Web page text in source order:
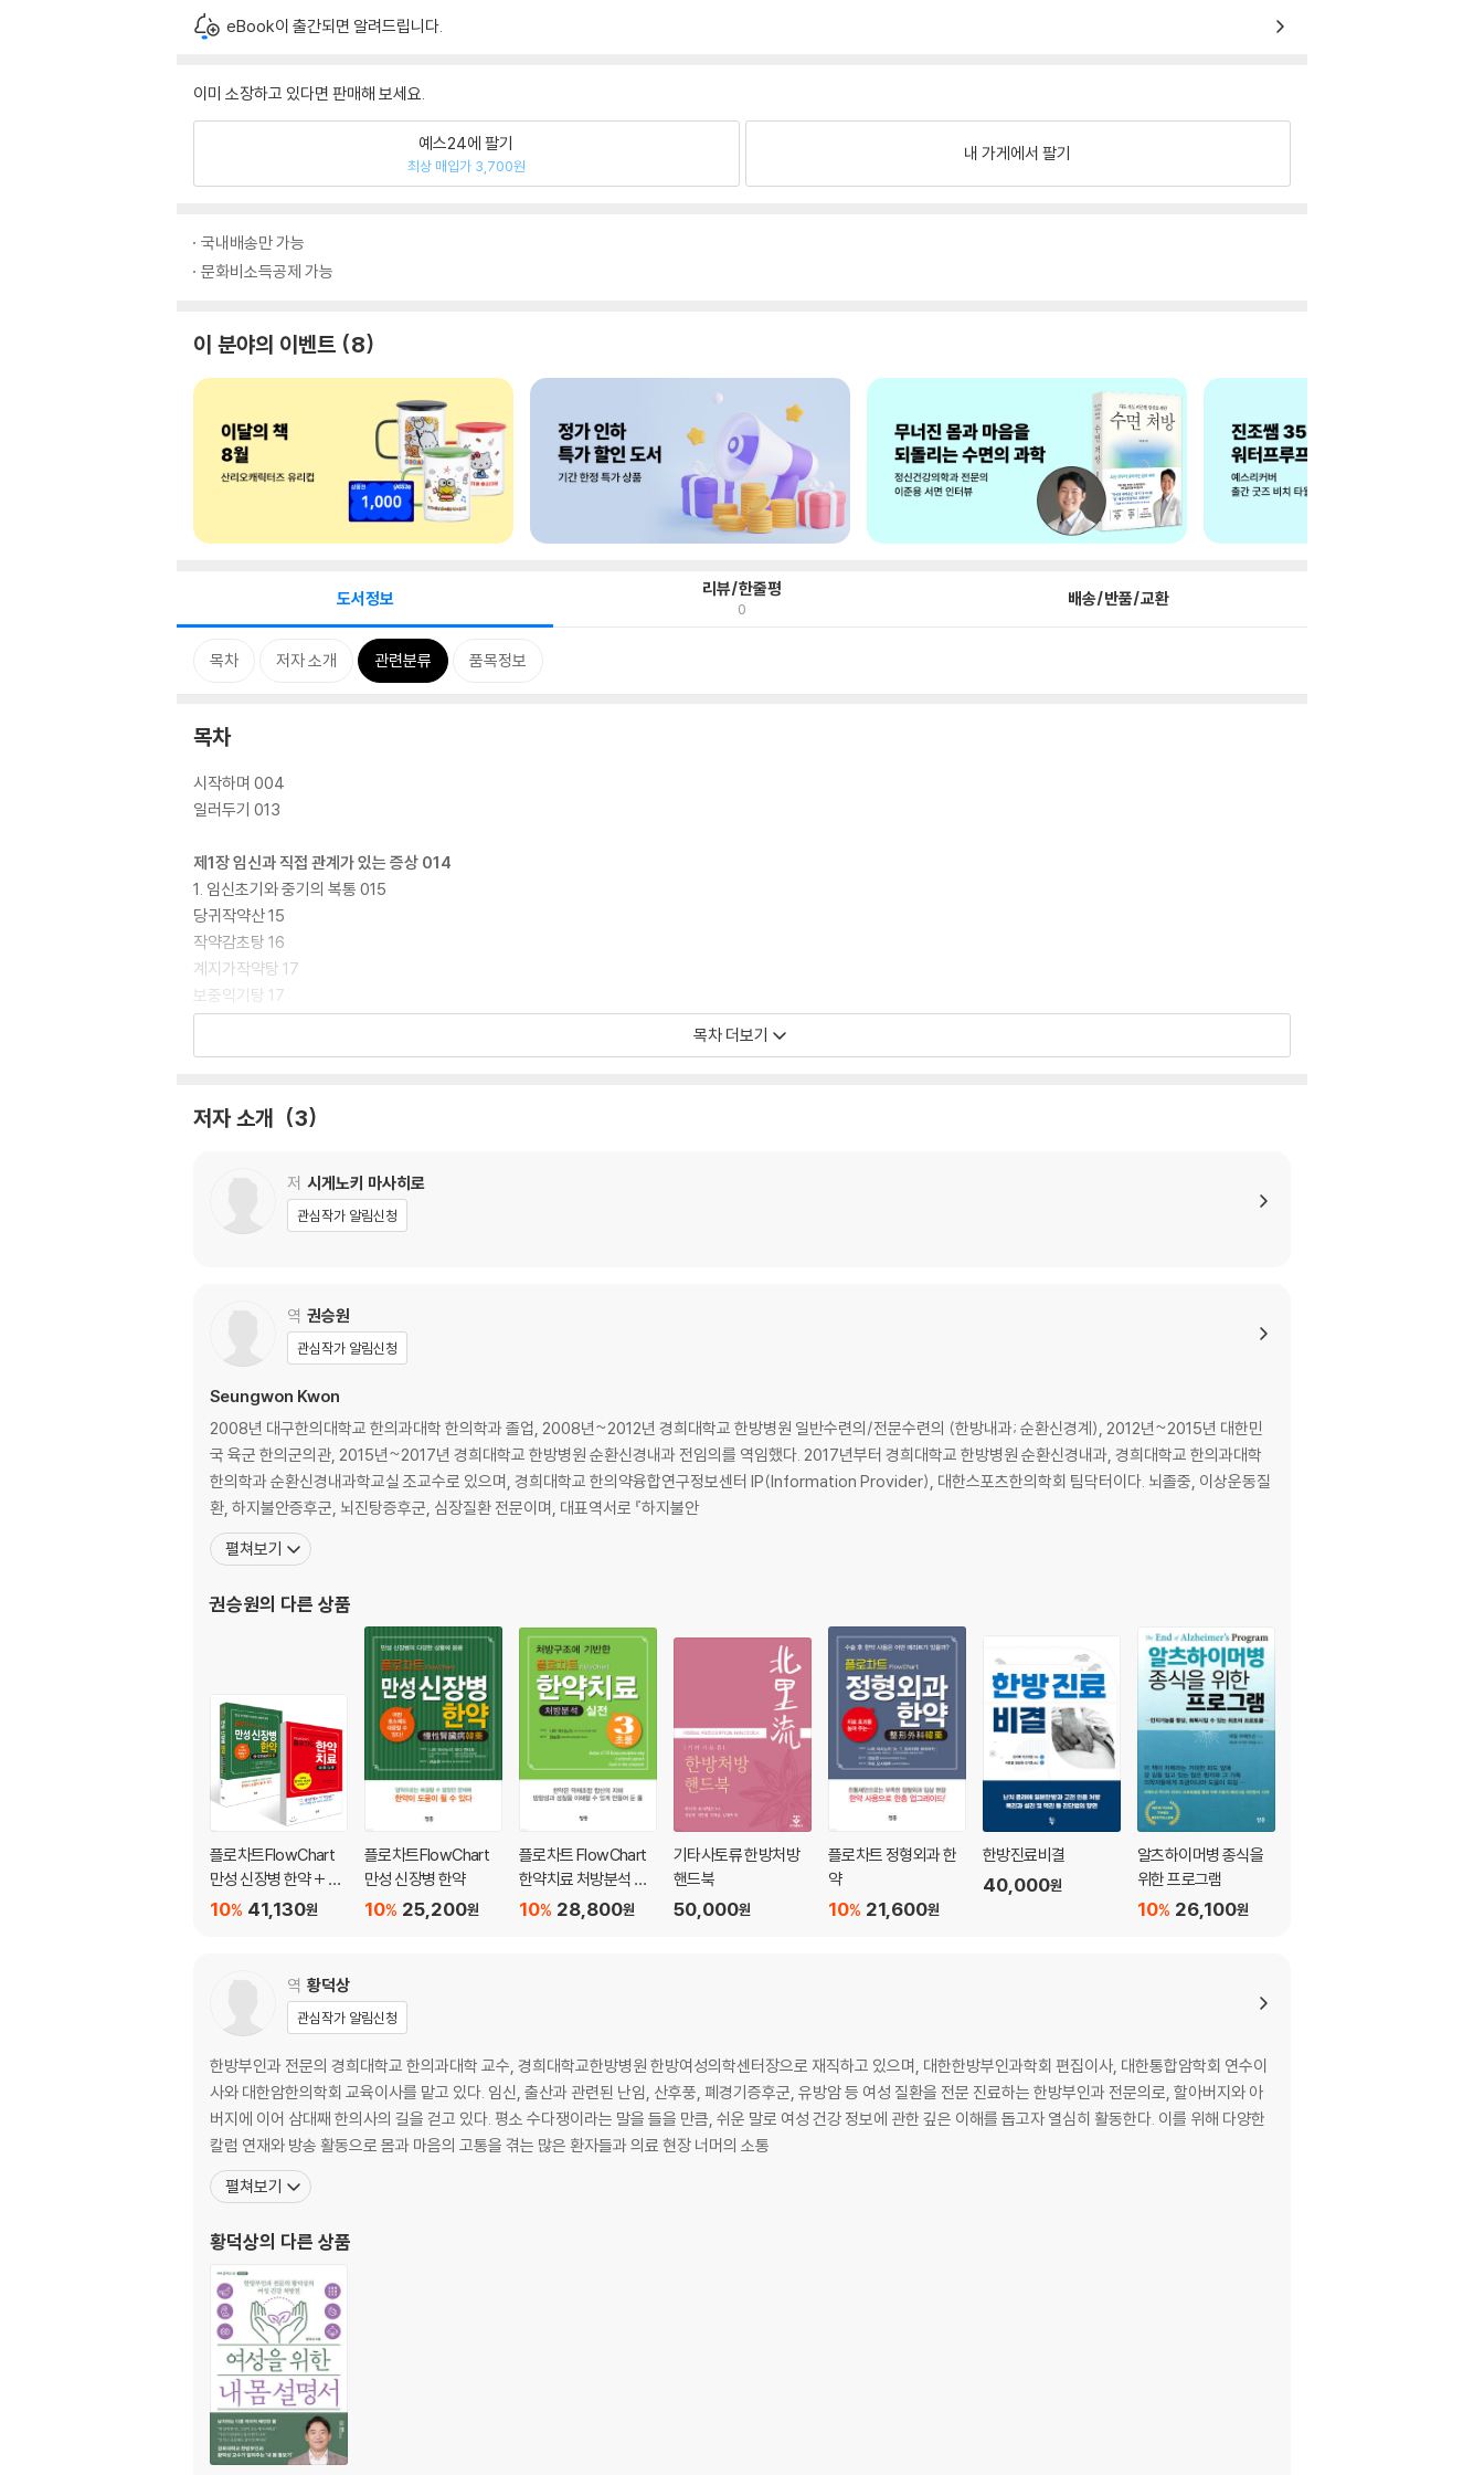
eBook이 출간되면 알려드립니다.
이미 소장하고 있다면 판매해 보세요.
예스24에 팔기
최상 매입가 3,700원
내 가게에서 팔기
국내배송만 가능
문화비소득공제 가능
이 분야의 이벤트 8
도서정보 리뷰/한줄평
0 배송/반품/교환
목차 저자 소개 관련분류 품목정보
목차
시작하며 004
일러두기 013
제1장 임신과 직접 관계가 있는 증상 014
1. 임신초기와 중기의 복통 015
당귀작약산 15
작약감초탕 16
계지가작약탕 17
보중익기탕 17
2. 성기출혈 018
황련해독탕 19
3. 입덧 022
복령음합반하후박탕 25
소반하가복령탕 23
오수유탕 24
인삼탕 25
4. 빈혈 유사 증상 026
영계출감탕 26
당귀작약산 27
가미귀비탕 27
5. 임신 중 부종 028
오령산 29
6. 임신성 고혈압증후군(자간전증) 031
자소화기음 31
황련해독탕 32
삼황사심탕 32
조등산 33
7. 절박유산, 조산 033
당귀작약산 34
궁귀교애탕 34
작약감초탕 35
8. 경관숙회부전 037
당귀작약산 38
9. 미약진통, 자궁복구부전 038
당귀작약산 38
보중익기탕 39
계지복령환 39
10. 제왕절개 후 두통 040
조등산 41
11. 제왕절개 후 켈로이드 예방 042
계지복령환 42
통도산 43
12. 오로이상 044
계지복령환 44
도핵승기탕 44
궁귀조혈음 45
13. 산욕열 045
목차 더보기
저자 소개 3
저 시게노키 마사히로
관심작가 알림신청
역 권승원
관심작가 알림신청
Seungwon Kwon
2008년 대구한의대학교 한의과대학 한의학과 졸업, 2008년~2012년 경희대학교 한방병원 일반수련의/전문수련의 (한방내과; 순환신경계), 2012년~2015년 대한민
국 육군 한의군의관, 2015년~2017년 경희대학교 한방병원 순환신경내과 전임의를 역임했다. 2017년부터 경희대학교 한방병원 순환신경내과, 경희대학교 한의과대학
한의학과 순환신경내과학교실 조교수로 있으며, 경희대학교 한의약융합연구정보센터 IP(Information Provider), 대한스포츠한의학회 팀닥터이다. 뇌졸중, 이상운동질
환, 하지불안증후군, 뇌진탕증후군, 심장질환 전문이며, 대표역서로 『하지불안
펼쳐보기
권승원의 다른 상품
플로차트FlowChart
만성 신장병 한약 + 플
로차트 한약치료 Flow
41,130원
10%
플로차트FlowChart
만성 신장병 한약
25,200원
10%
플로차트 FlowChart
한약치료 처방분석 실
전 3초룰28,800원
10%
기타사토류 한방처방
핸드북
50,000원
플로차트 정형외과 한
약
21,600원
10%
한방진료비결
40,000원
알츠하이머병 종식을
위한 프로그램
26,100원
10%
역 황덕상
관심작가 알림신청
한방부인과 전문의 경희대학교 한의과대학 교수, 경희대학교한방병원 한방여성의학센터장으로 재직하고 있으며, 대한한방부인과학회 편집이사, 대한통합암학회 연수이
사와 대한암한의학회 교육이사를 맡고 있다. 임신, 출산과 관련된 난임, 산후풍, 폐경기증후군, 유방암 등 여성 질환을 전문 진료하는 한방부인과 전문의로, 할아버지와 아
버지에 이어 삼대째 한의사의 길을 걷고 있다. 평소 수다쟁이라는 말을 들을 만큼, 쉬운 말로 여성 건강 정보에 관한 깊은 이해를 돕고자 열심히 활동한다. 이를 위해 다양한
칼럼 연재와 방송 활동으로 몸과 마음의 고통을 겪는 많은 환자들과 의료 현장 너머의 소통
펼쳐보기
황덕상의 다른 상품